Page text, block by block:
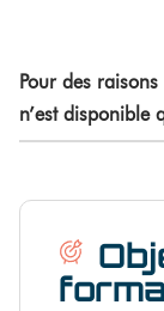
Pour des
n’est disponible